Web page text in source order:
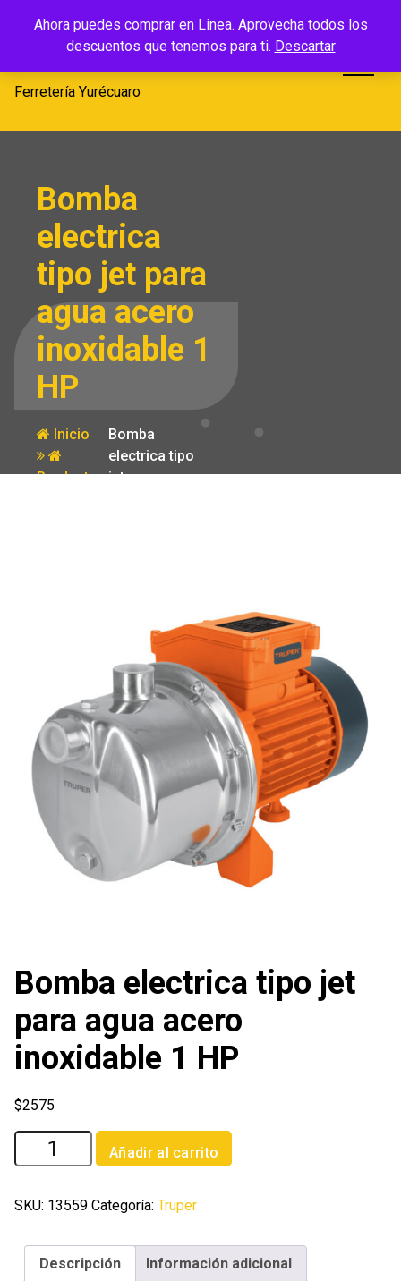
Ahora puedes comprar en Linea. Aprovecha todos los
descuentos que tenemos para ti. Descartar
Ferretería
Yurécuaro
Ferretería Yurécuaro
Bomba
electrica
tipo jet para
agua acero
inoxidable 1
HP
Inicio
Producto
Bomba
electrica tipo
jet para agua
Bomba electrica tipo jet
para agua acero
inoxidable 1 HP
$2575
Bomba
electrica
jet
agua
acero
Añadir al carrito
SKU: 13559 Categoría: Truper
Descripción Información adicional